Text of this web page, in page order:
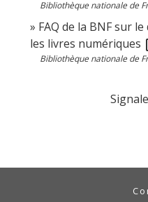
Bibliothèque nationale de
FAQ de la BNF sur
les livres numériques
Bibliothèque nationale de